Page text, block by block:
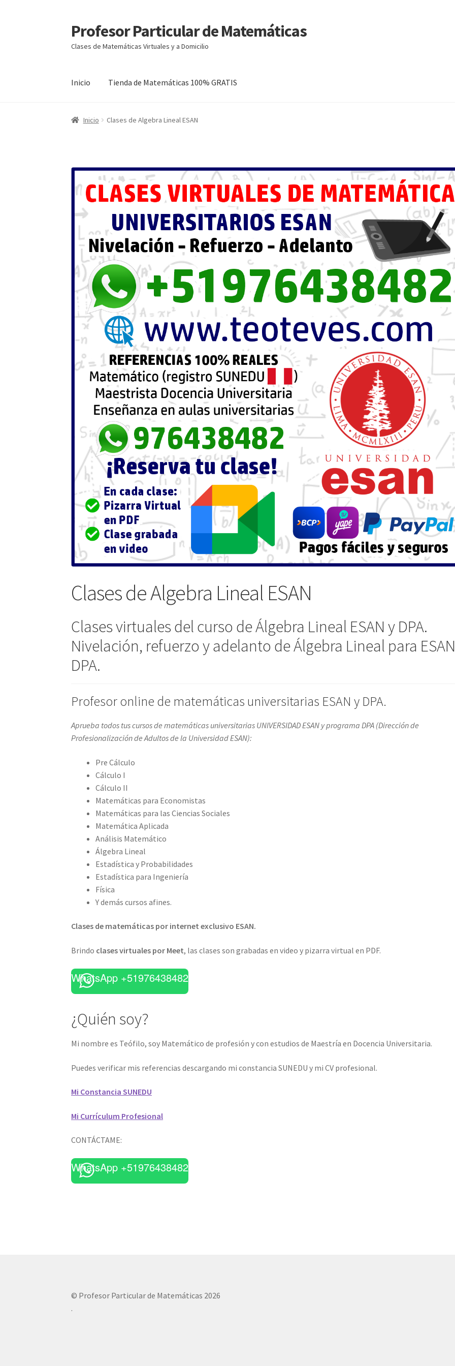
Ir
a
la
Ir
al
contenido
Profesor Particular de Matemáticas
Clases de Matemáticas Virtuales y a Domicilio
Inicio Tienda de Matemáticas 100% GRATIS
Inicio Clases de Algebra Lineal ESAN
Clases de Algebra Lineal ESAN
Clases virtuales del curso de Álgebra Lineal ESAN y DPA.
Nivelación, refuerzo y adelanto de Álgebra Lineal para
DPA.
Profesor online de matemáticas universitarias ESAN y DPA.
Aprueba todos tus cursos de matemáticas universitarias UNIVERSIDAD ESAN y programa DPA (Dirección de
Profesionalización de Adultos de la Universidad ESAN):
Pre Cálculo
Cálculo I
Cálculo II
Matemáticas para Economistas
Matemáticas para las Ciencias Sociales
Matemática Aplicada
Análisis Matemático
Álgebra Lineal
Estadística y Probabilidades
Estadística para Ingeniería
Física
Y demás cursos afines.
Clases de matemáticas por internet exclusivo ESAN.
Brindo clases virtuales por Meet, las clases son grabadas en video y pizarra virtual en PDF.
WhatsApp +51976438482
¿Quién soy?
Mi nombre es Teófilo, soy Matemático de profesión y con estudios de Maestría en Docencia Universitaria.
Puedes verificar mis referencias descargando mi constancia SUNEDU y mi CV profesional.
Mi Constancia SUNEDU
Mi Currículum Profesional
CONTÁCTAME:
WhatsApp +51976438482
© Profesor Particular de Matemáticas 2026
.